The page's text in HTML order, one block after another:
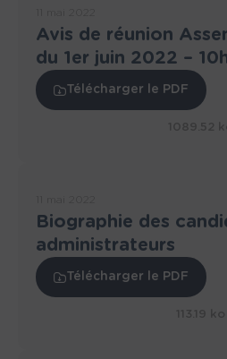
Avis de réunion
du 1er juin 2022 –
Télécharger le PDF
Biographie des
administrateurs
Télécharger le PDF